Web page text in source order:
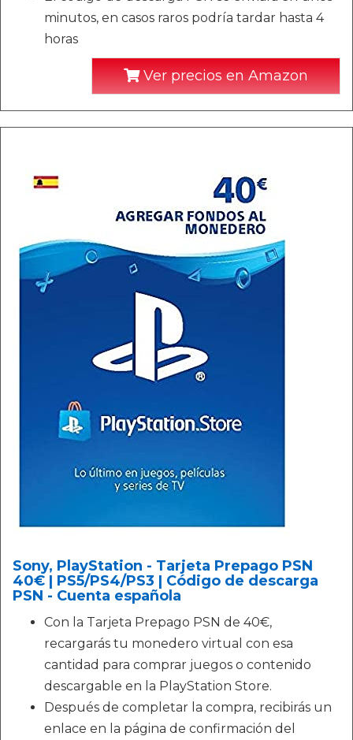
minutos, en casos raros podría tardar hasta 4
horas
Ver precios en Amazon
Sony, PlayStation - Tarjeta Prepago PSN
40€ | PS5/PS4/PS3 | Código de descarga
PSN - Cuenta española
Con la Tarjeta Prepago PSN de 40€,
recargarás tu monedero virtual con esa
cantidad para comprar juegos o contenido
descargable en la PlayStation Store.
Después de completar la compra, recibirás un
enlace en la página de confirmación del